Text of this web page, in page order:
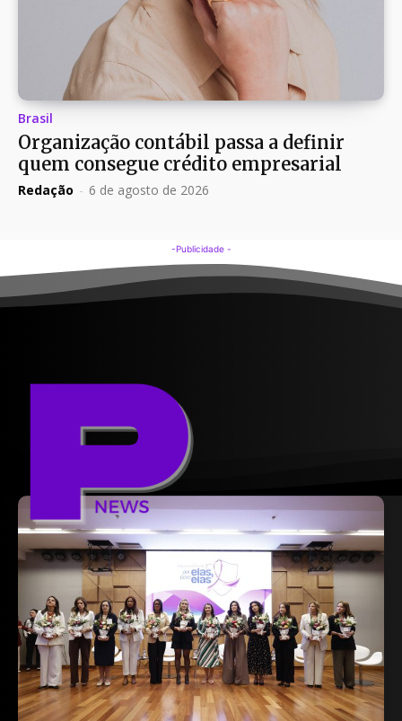
Brasil
Organização contábil passa a definir
quem consegue crédito empresarial
Redação - 6 de agosto de 2026
-Publicidade -